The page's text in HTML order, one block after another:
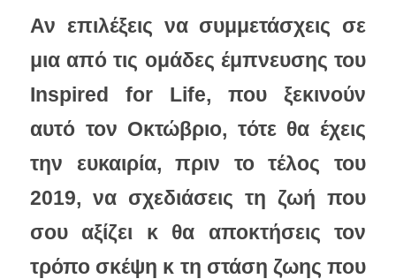
Αν επιλέξεις να συμμετάσχεις σε
μια από τις ομάδες έμπνευσης του
Inspired for Life, που ξεκινούν
αυτό τον Οκτώβριο, τότε θα έχεις
την ευκαιρία, πριν το τέλος του
2019, να σχεδιάσεις τη ζωή που
σου αξίζει κ θα αποκτήσεις τον
τρόπο σκέψη κ τη στάση ζωης που